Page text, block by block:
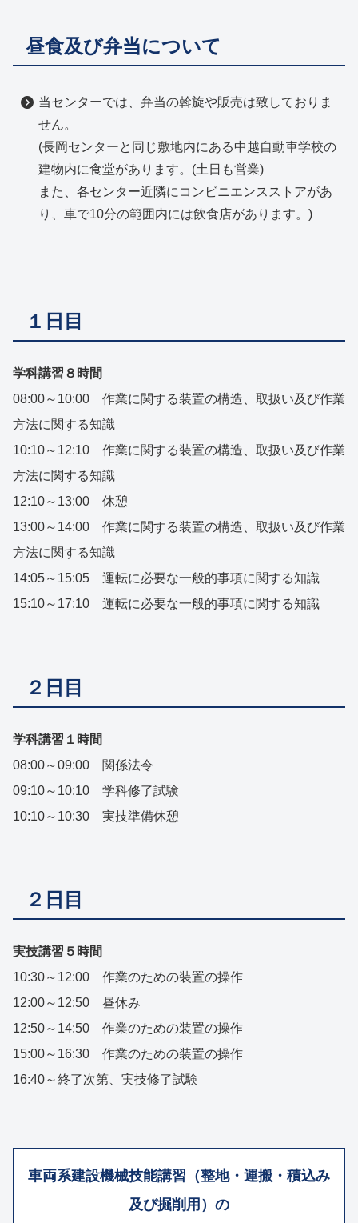
昼食及び弁当について
当センターでは、弁当の斡旋や販売は致しておりま
せん。
(長岡センターと同じ敷地内にある中越自動車学校の
建物内に食堂があります。(土日も営業)
また、各センター近隣にコンビニエンスストアがあ
り、車で10分の範囲内には飲食店があります。)
１日目
学科講習８時間
08:00～10:00 作業に関する装置の構造、取扱い及び作業
方法に関する知識
10:10～12:10 作業に関する装置の構造、取扱い及び作業
方法に関する知識
12:10～13:00 休憩
13:00～14:00 作業に関する装置の構造、取扱い及び作業
方法に関する知識
14:05～15:05 運転に必要な一般的事項に関する知識
15:10～17:10 運転に必要な一般的事項に関する知識
２日目
学科講習１時間
08:00～09:00 関係法令
09:10～10:10 学科修了試験
10:10～10:30 実技準備休憩
２日目
実技講習５時間
10:30～12:00 作業のための装置の操作
12:00～12:50 昼休み
12:50～14:50 作業のための装置の操作
15:00～16:30 作業のための装置の操作
16:40～終了次第、実技修了試験
車両系建設機械技能講習（整地・運搬・積込み
及び掘削用）の